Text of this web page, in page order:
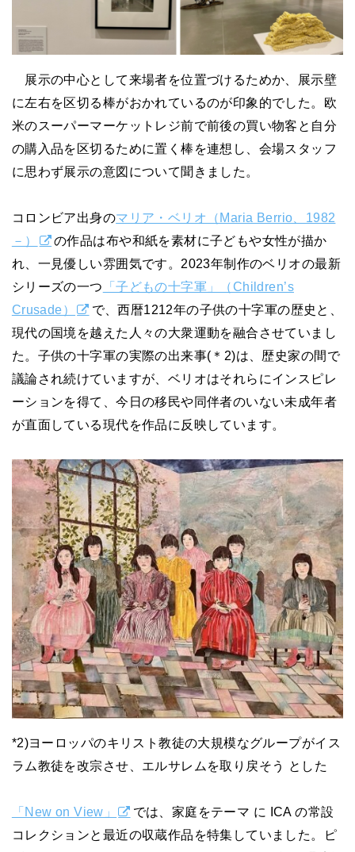
展示の中心として来場者を位置づけるためか、展示壁
に左右を区切る棒がおかれているのが印象的でした。欧
米のスーパーマーケットレジ前で前後の買い物客と自分
の購入品を区切るために置く棒を連想し、会場スタッフ
に思わず展示の意図について聞きました。
コロンビア出身のマリア・ベリオ（Maria Berrio、1982
－）
の作品は布や和紙を素材に子どもや女性が描か
れ、一見優しい雰囲気です。2023年制作のベリオの最新
シリーズの一つ 「子どもの十字軍」（Children’s
Crusade）
で、西暦1212年の子供の十字軍の歴史と、
現代の国境を越えた人々の大衆運動を融合させていまし
た。子供の十字軍の実際の出来事(＊2)は、歴史家の間で
議論され続けていますが、ベリオはそれらにインスピレ
ーションを得て、今日の移民や同伴者のいない未成年者
が直面している現代を作品に反映しています。
*2)ヨーロッパのキリスト教徒の大規模なグループがイス
ラム教徒を改宗させ、エルサレムを取り戻そう とした
「New on View」
では、家庭をテーマ に ICA の常設
コレクションと最近の収蔵作品を特集していました。ピ